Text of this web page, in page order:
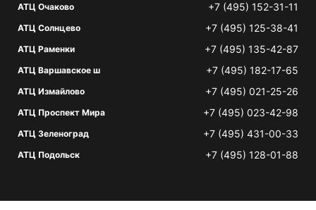
АТЦ Очаково +7 (495) 152-31-11
АТЦ Солнцево +7 (495) 125-38-41
АТЦ Раменки +7 (495) 135-42-87
АТЦ Варшавское ш +7 (495) 182-17-65
АТЦ Измайлово +7 (495) 021-25-26
АТЦ Проспект Мира +7 (495) 023-42-98
АТЦ Зеленоград +7 (495) 431-00-33
АТЦ Подольск +7 (495) 128-01-88